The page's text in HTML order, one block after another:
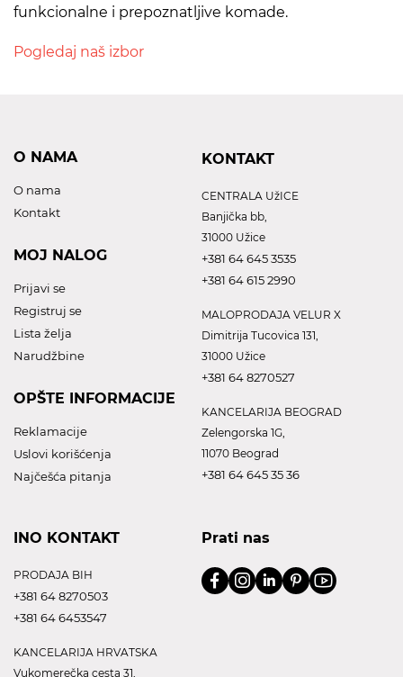
funkcionalne i prepoznatljive komade.
Pogledaj naš izbor
O NAMA
O nama
Kontakt
MOJ NALOG
Prijavi se
Registruj se
Lista želja
Narudžbine
OPŠTE INFORMACIJE
Reklamacije
Uslovi korišćenja
Najčešća pitanja
KONTAKT
CENTRALA UžICE
Banjička bb,
31000 Užice
+381 64 645 3535
+381 64 615 2990
MALOPRODAJA VELUR X
Dimitrija Tucovica 131,
31000 Užice
+381 64 8270527
KANCELARIJA BEOGRAD
Zelengorska 1G,
11070 Beograd
+381 64 645 35 36
INO KONTAKT
PRODAJA BIH
+381 64 8270503
+381 64 6453547
KANCELARIJA HRVATSKA
Vukomerečka cesta 31,
Prati nas